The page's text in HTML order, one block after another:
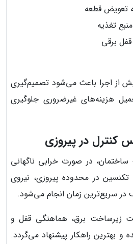
تعویض قطعه
تغذیه
قفل برقی
از اجرا باعث می‌شود تصمیم‌گیری
هزینه‌های غیرضروری جلوگیری
در پیروزی
در صورت خرابی ناگهانی
تکنسین در محدوده پیروزی، نیروی
در سریع‌ترین زمان انجام می‌شود.
زیرساخت برق، هماهنگی قفل و
و بهترین راهکار پیشنهاد می‌گردد.